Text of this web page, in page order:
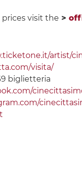
visit the >
artist/
visita/
biglietteria